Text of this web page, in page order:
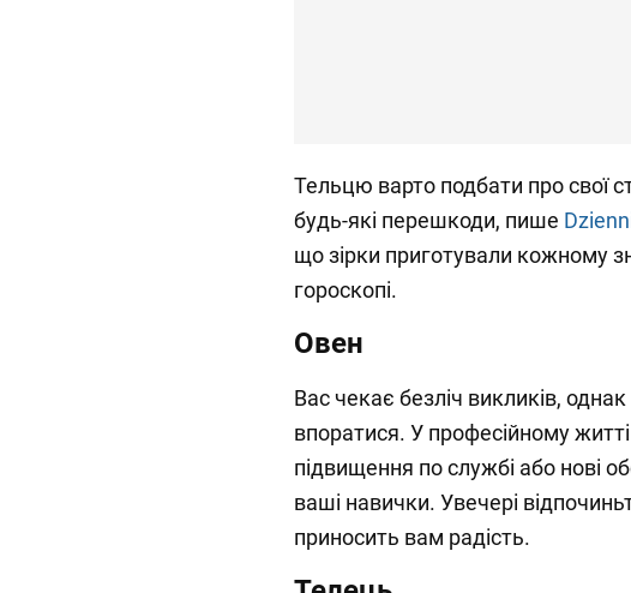
Тельцю варто подбати про свої
будь-які перешкоди, пише
що зірки приготували кожному
гороскопі.
Овен
Вас чекає безліч викликів,
впоратися. У професійному
підвищення по службі або нові
ваші навички. Увечері
приносить вам радість.